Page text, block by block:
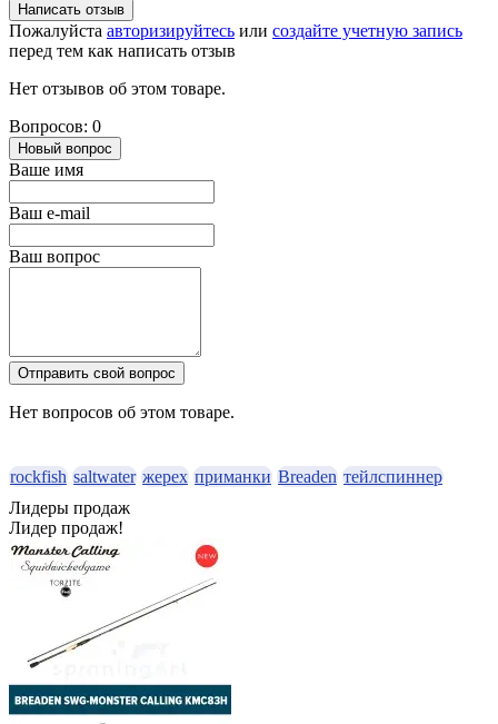
Написать отзыв
Пожалуйста авторизируйтесь или создайте учетную запись
перед тем как написать отзыв
Нет отзывов об этом товаре.
Вопросов: 0
Новый вопрос
Ваше имя
Ваш e-mail
Ваш вопрос
Отправить свой вопрос
Нет вопросов об этом товаре.
rockfish saltwater жерех приманки Breaden тейлспиннер
Лидеры продаж
Лидер продаж!